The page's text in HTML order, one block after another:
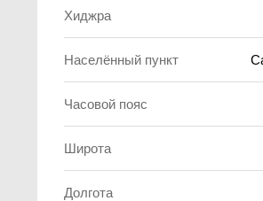
Хиджра
Населённый пункт
Часовой пояс
Широта
Долгота